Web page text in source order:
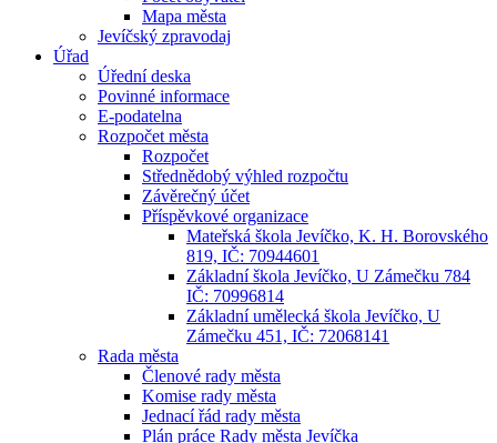
Mapa města
Jevíčský zpravodaj
Úřad
Úřední deska
Povinné informace
E-podatelna
Rozpočet města
Rozpočet
Střednědobý výhled rozpočtu
Závěrečný účet
Příspěvkové organizace
Mateřská škola Jevíčko, K. H. Borovského
819, IČ: 70944601
Základní škola Jevíčko, U Zámečku 784
IČ: 70996814
Základní umělecká škola Jevíčko, U
Zámečku 451, IČ: 72068141
Rada města
Členové rady města
Komise rady města
Jednací řád rady města
Plán práce Rady města Jevíčka